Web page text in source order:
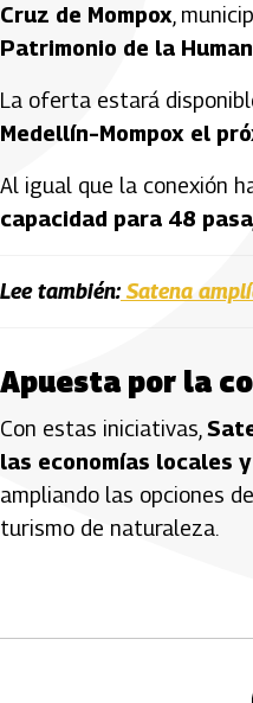
Cruz de Mompox ,
Patrimonio de la
La oferta estará
Medellín–Mompox el
Al igual que la conexión
capacidad para 48
Lee también:Satena
Apuesta por la
Con estas iniciativas,
las economías locales
ampliando las opciones
turismo de naturaleza.